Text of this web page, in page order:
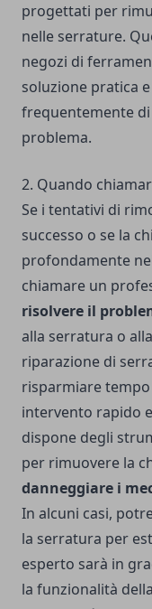
progettati per
nelle serrature.
negozi di
soluzione pratica
frequentemente
problema.
2. Quando
Se i tentativi di
successo o se la
profondamente
chiamare un
risolvere il
alla serratura o
riparazione di
risparmiare
intervento rapido
dispone degli
per rimuovere la
danneggiare i
In alcuni casi,
la serratura per
esperto sarà in
la funzionalità